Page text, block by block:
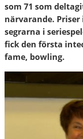
som 71 som
närvarande.
segrarna i
fick den första
fame, bowling.